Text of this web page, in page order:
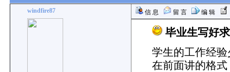
windfire87 信 息 留 言 编 辑
毕业生写好
学生的工作经
在前面讲的格